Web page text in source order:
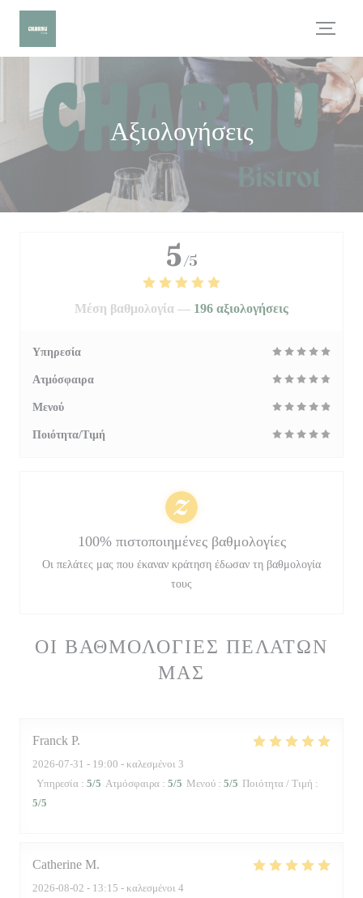
Πίνακας διαχείρισης "Μπισκότων" (Cookies)
Αξιολογήσεις
ΟΙ ΒΑΘΜΟΛΟΓΊΕΣ ΠΕΛΑΤΏΝ
ΜΑΣ
Franck P
2026-07-31 - 19:00 - καλεσμένοι 3
Υπηρεσία : 5/5 Ατμόσφαιρα : 5/5 Μενού : 5/5 Ποιότητα / Τιμή :
5/5
Catherine M
2026-08-02 - 13:15 - καλεσμένοι 4
5 /5
Μέση βαθμολογία — 196 αξιολογήσεις
Υπηρεσία
Ατμόσφαιρα
Μενού
Ποιότητα/Τιμή
100% πιστοποιημένες βαθμολογίες
Οι πελάτες μας που έκαναν κράτηση έδωσαν τη βαθμολογία
τους